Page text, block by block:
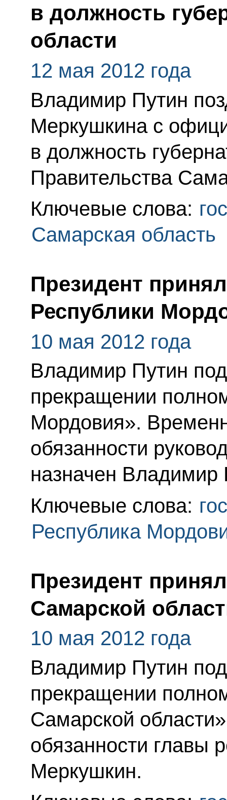
в должность
области
12 мая 2012 года
Владимир Путин
Меркушкина с
в должность
Правительства
Ключевые слова:
Самарская область
Президент
Республики
10 мая 2012 года
Владимир Путин
прекращении
Мордовия».
обязанности
назначен Владимир
Ключевые слова:
Республика
Президент
Самарской
10 мая 2012 года
Владимир Путин
прекращении
Самарской
обязанности главы
Меркушкин.